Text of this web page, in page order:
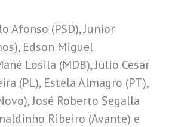
Afonso (PSD), Junior
Edson Miguel
Losila (MDB), Júlio Cesar
(PL), Estela Almagro (PT),
José Roberto Segalla
Ribeiro (Avante) e